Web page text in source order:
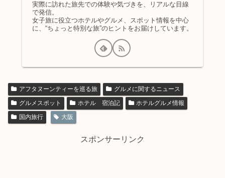
実際に訪れた旅先での体験や気づきを、リアルな目線
で発信。
女子旅に役立つホテルやグルメ、スポット情報を中心
に、“ちょっと特別な旅”のヒントをお届けしています。
アフタヌーンティーを巡る旅
グルメに関するニュース
グルメスポット
ホテル 宿泊記
ホテルグルメ情報
国内旅行
大阪
スポンサーリンク